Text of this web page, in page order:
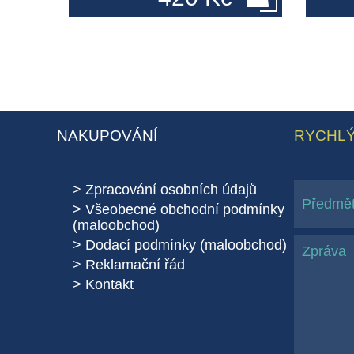
NAKUPOVÁNÍ
Zpracování osobních údajů
Všeobecné obchodní podmínky
(maloobchod)
Dodací podmínky (maloobchod)
Reklamační řád
Kontakt